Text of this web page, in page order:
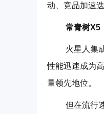
动、竞品加速
常青树X5
火星人集成
性能迅速成为
量领先地位。
但在流行速